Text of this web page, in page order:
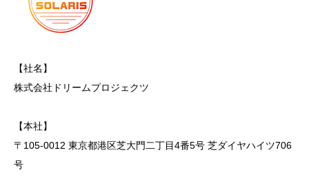
【社名】
株式会社ドリームプロジェクツ
【本社】
〒105-0012 東京都港区芝大門二丁目4番5号 芝ダイヤハイツ706
号